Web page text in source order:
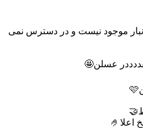
موجود نیست و در دسترس نمی
عسلن🤩